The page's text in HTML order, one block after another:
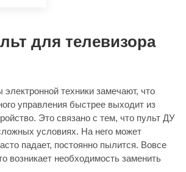
для телевизора
техники замечают, что
управления быстрее выходит из
Это связано с тем, что пульт ДУ
условиях. На него может
падает, постоянно пылится. Вовсе
возникает необходимость заменить